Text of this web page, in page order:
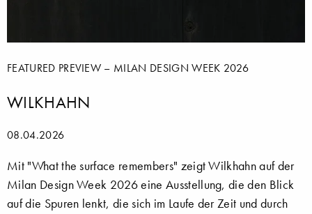
FEATURED PREVIEW – MILAN DESIGN WEEK 2026
WILKHAHN
08.04.2026
Mit "What the surface remembers" zeigt Wilkhahn auf der
Milan Design Week 2026 eine Ausstellung, die den Blick
auf die Spuren lenkt, die sich im Laufe der Zeit und durch